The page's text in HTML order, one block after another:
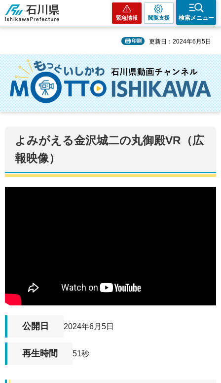
石川県
緊急情報 閲覧支援 検索メニュー
印刷 更新日：2024年6月5日
よみがえる金沢城二の丸御殿VR（広
報映像）
公開日 2024年6月5日
再生時間 51秒